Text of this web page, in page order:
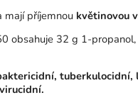
mají příjemnou květinovou
obsahuje 32 g 1-
tuberkulocidní,